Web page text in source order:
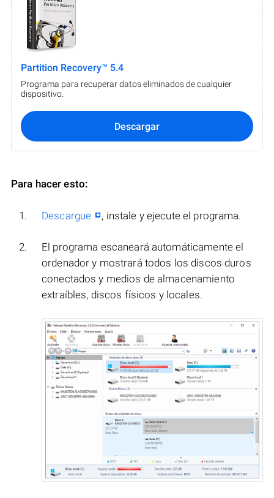
Partition Recovery™ 5.4
Programa para recuperar datos eliminados de cualquier
dispositivo.
Descargar
Para hacer esto:
Descargue , instale y ejecute el programa.
El programa escaneará automáticamente el
ordenador y mostrará todos los discos duros
conectados y medios de almacenamiento
extraíbles, discos físicos y locales.